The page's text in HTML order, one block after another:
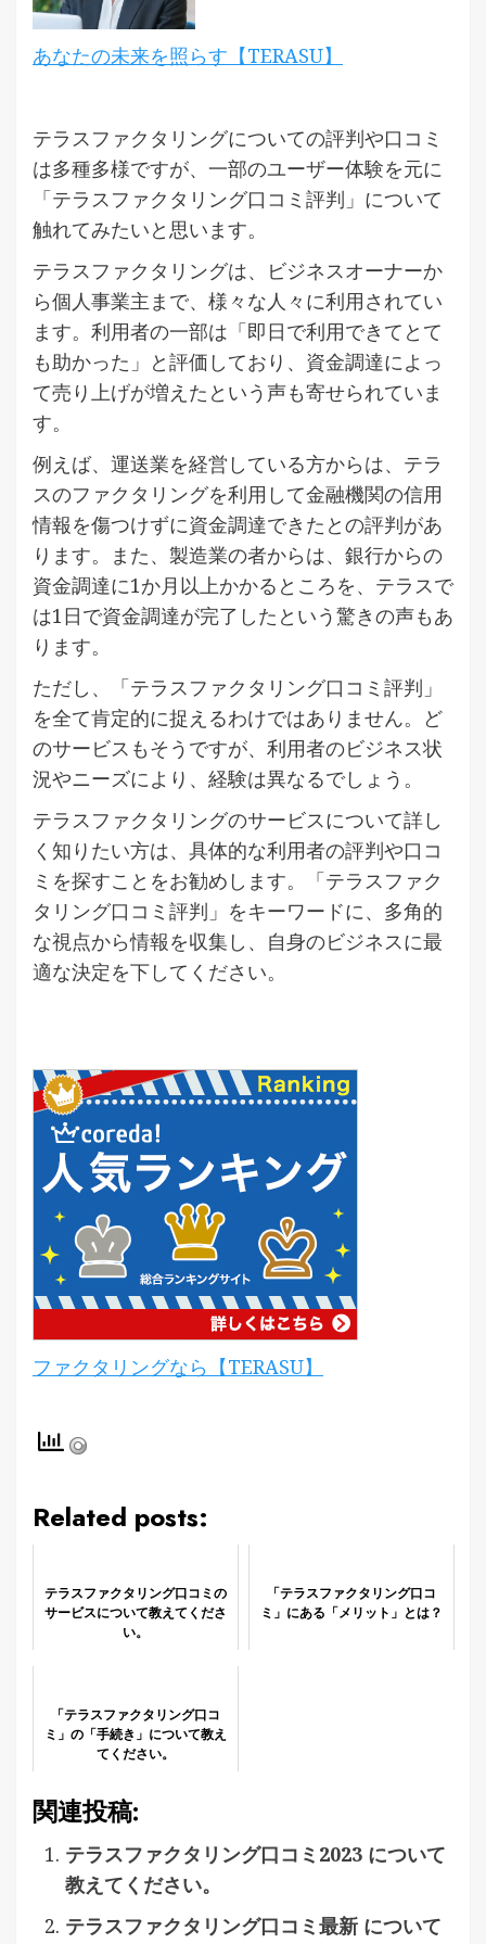
あなたの未来を照らす【TERASU】
テラスファクタリングについての評判や口コミ
は多種多様ですが、一部のユーザー体験を元に
「テラスファクタリング口コミ評判」について
触れてみたいと思います。
テラスファクタリングは、ビジネスオーナーか
ら個人事業主まで、様々な人々に利用されてい
ます。利用者の一部は「即日で利用できてとて
も助かった」と評価しており、資金調達によっ
て売り上げが増えたという声も寄せられていま
す​​。
例えば、運送業を経営している方からは、テラ
スのファクタリングを利用して金融機関の信用
情報を傷つけずに資金調達できたとの評判があ
ります​。また、製造業の者からは、銀行からの
資金調達に1か月以上かかるところを、テラスで
は1日で資金調達が完了したという驚きの声もあ
ります​。
ただし、「テラスファクタリング口コミ評判」
を全て肯定的に捉えるわけではありません。ど
のサービスもそうですが、利用者のビジネス状
況やニーズにより、経験は異なるでしょう。
テラスファクタリングのサービスについて詳し
く知りたい方は、具体的な利用者の評判や口コ
ミを探すことをお勧めします。「テラスファク
タリング口コミ評判」をキーワードに、多角的
な視点から情報を収集し、自身のビジネスに最
適な決定を下してください。
ファクタリングなら【TERASU】
Related posts:
テラスファクタリング口コミの
サービスについて教えてくださ
い。
「テラスファクタリング口コ
ミ」にある「メリット」とは？
「テラスファクタリング口コ
ミ」の「手続き」について教え
てください。
関連投稿:
テラスファクタリング口コミ2023 について
教えてください。
テラスファクタリング口コミ最新 について